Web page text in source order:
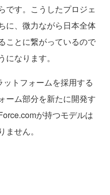
です。こうしたプロジェ
に、微力ながら日本全体
ことに繋がっているので
なります。
トフォームを採用する
ーム部分を新たに開発す
が持つモデルは
せん。